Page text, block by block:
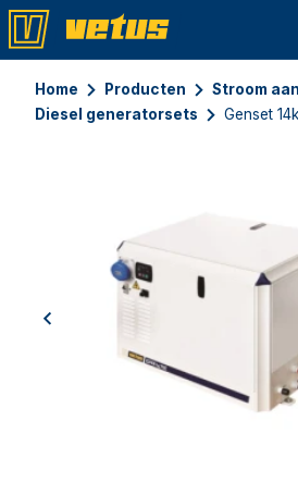
Home Producten
Stroom
Diesel generatorsets
Genset
previous